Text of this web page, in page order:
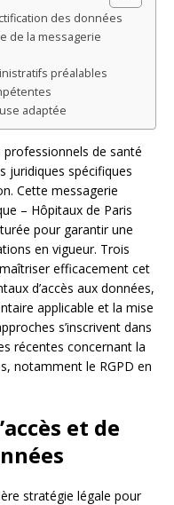
des données
de la messagerie
préalables
adaptée
professionnels de santé
juridiques spécifiques
Cette messagerie
– Hôpitaux de Paris
pour garantir une
en vigueur. Trois
efficacement cet
d’accès aux données,
applicable et la mise
s’inscrivent dans
récentes concernant la
notamment le RGPD en
et de
stratégie légale pour